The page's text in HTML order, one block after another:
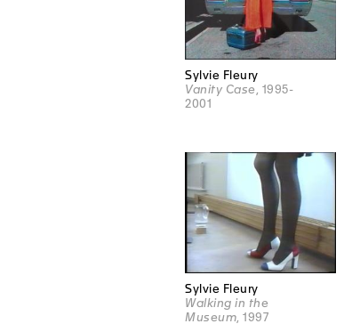
Sylvie Fleury
Vanity Case , 1995-
2001
Sylvie Fleury
Walking in the
Museum , 1997